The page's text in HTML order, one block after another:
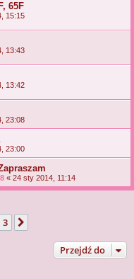
65F
15:15
13:43
13:42
23:08
23:00
« 24 sty 2014, 11:14
3
Przejdź do